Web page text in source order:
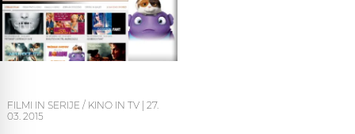
FILMI IN SERIJE / KINO IN TV 27.
03. 2015